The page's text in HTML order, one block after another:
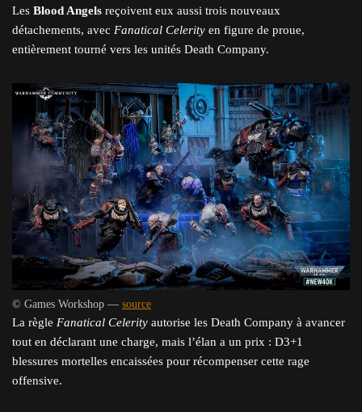
Les Blood Angels reçoivent eux aussi trois nouveaux
détachements, avec Fanatical Celerity en figure de proue,
entièrement tourné vers les unités Death Company.
© Games Workshop — source
La règle Fanatical Celerity autorise les Death Company à avancer
tout en déclarant une charge, mais l’élan a un prix : D3+1
blessures mortelles encaissées pour récompenser cette rage
offensive.